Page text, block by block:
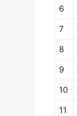
6
7
8
9
10
11